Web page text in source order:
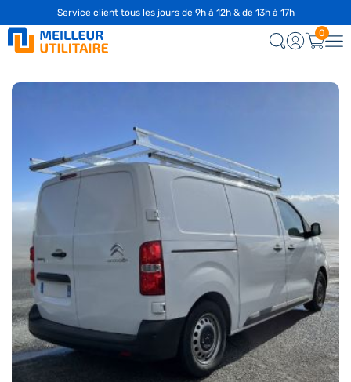
Service client tous les jours de 9h à 12h & de 13h à 17h
0